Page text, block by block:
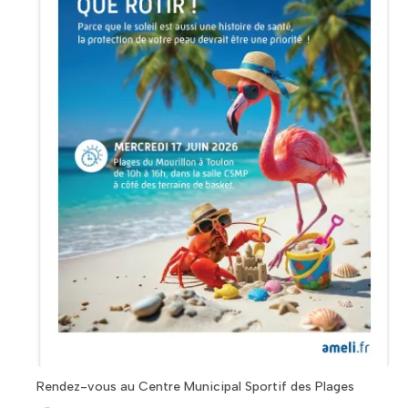
Rendez-vous au Centre Municipal Sportif des Plages